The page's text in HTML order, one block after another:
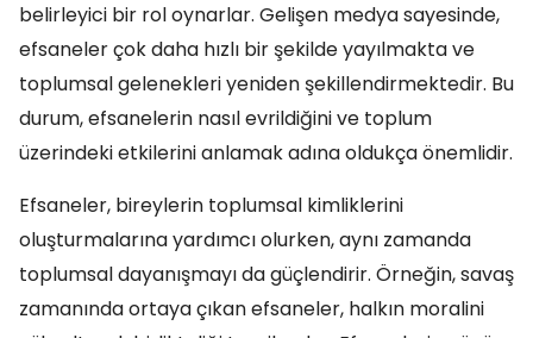
belirleyici bir rol oynarlar. Gelişen medya sayesinde,
efsaneler çok daha hızlı bir şekilde yayılmakta ve
toplumsal gelenekleri yeniden şekillendirmektedir. Bu
durum, efsanelerin nasıl evrildiğini ve toplum
üzerindeki etkilerini anlamak adına oldukça önemlidir.
Efsaneler, bireylerin toplumsal kimliklerini
oluşturmalarına yardımcı olurken, aynı zamanda
toplumsal dayanışmayı da güçlendirir. Örneğin, savaş
zamanında ortaya çıkan efsaneler, halkın moralini